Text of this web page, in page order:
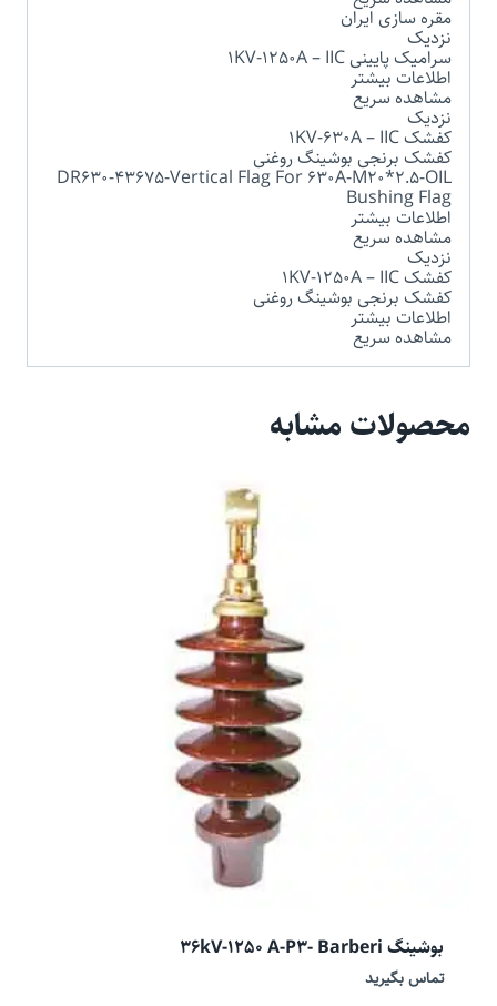
مقره سازی ایران
نزدیک
سرامیک پایینی 1KV-1250A – IIC
اطلاعات بیشتر
مشاهده سریع
نزدیک
کفشک 1KV-630A – IIC
کفشک برنجی بوشینگ روغنی
DR630-43675-Vertical Flag For 630A-M20*2.5-OIL
Bushing Flag
اطلاعات بیشتر
مشاهده سریع
نزدیک
کفشک 1KV-1250A – IIC
کفشک برنجی بوشینگ روغنی
اطلاعات بیشتر
مشاهده سریع
محصولات مشابه
بوشینگ 36kV-1250 A-P3- Barberi
تماس بگیرید